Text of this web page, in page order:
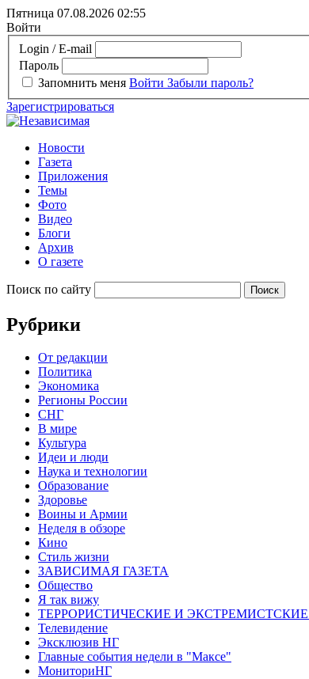
Пятница 07.08.2026 02:55
Войти
Login / E-mail
Пароль
Запомнить меня Войти Забыли пароль?
Зарегистрироваться
Новости
Газета
Приложения
Темы
Фото
Видео
Блоги
Архив
О газете
Поиск по сайту
Рубрики
От редакции
Политика
Экономика
Регионы России
СНГ
В мире
Культура
Идеи и люди
Наука и технологии
Образование
Здоровье
Воины и Армии
Неделя в обзоре
Кино
Стиль жизни
ЗАВИСИМАЯ ГАЗЕТА
Общество
Я так вижу
ТЕРРОРИСТИЧЕСКИЕ И
Телевидение
Эксклюзив НГ
Главные события недели в "Максе"
МониториНГ